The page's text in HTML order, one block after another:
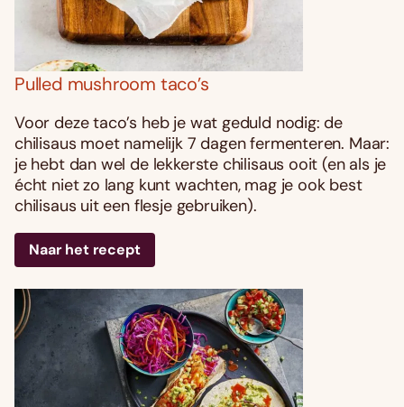
Pulled mushroom taco’s
Voor deze taco’s heb je wat geduld nodig: de
chilisaus moet namelijk 7 dagen fermenteren. Maar:
je hebt dan wel de lekkerste chilisaus ooit (en als je
écht niet zo lang kunt wachten, mag je ook best
chilisaus uit een flesje gebruiken).
Naar het recept